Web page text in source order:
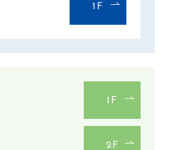
1F
1F
2F